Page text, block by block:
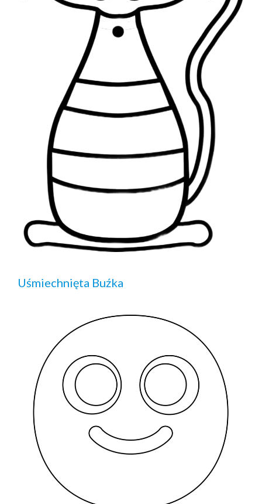
Uśmiechnięta Buźka